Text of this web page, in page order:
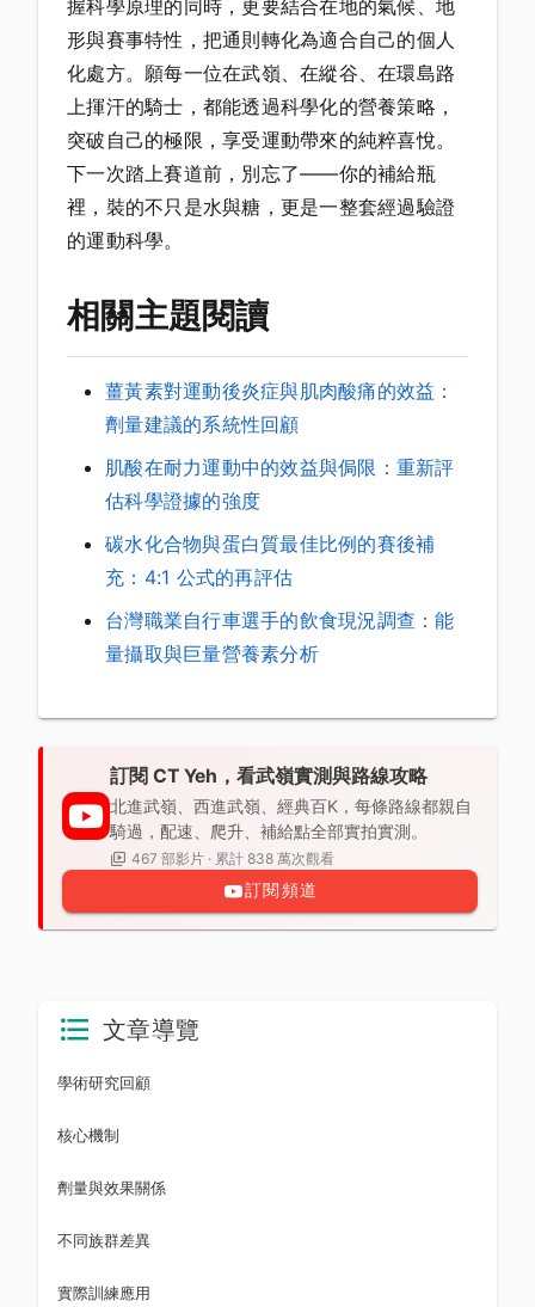
握科學原理的同時，更要結合在地的氣候、地
形與賽事特性，把通則轉化為適合自己的個人
化處方。願每一位在武嶺、在縱谷、在環島路
上揮汗的騎士，都能透過科學化的營養策略，
突破自己的極限，享受運動帶來的純粹喜悅。
下一次踏上賽道前，別忘了——你的補給瓶
裡，裝的不只是水與糖，更是一整套經過驗證
的運動科學。
相關主題閱讀
薑黃素對運動後炎症與肌肉酸痛的效益：
劑量建議的系統性回顧
肌酸在耐力運動中的效益與侷限：重新評
估科學證據的強度
碳水化合物與蛋白質最佳比例的賽後補
充：4:1 公式的再評估
台灣職業自行車選手的飲食現況調查：能
量攝取與巨量營養素分析
訂閱 CT Yeh，看武嶺實測與路線攻略
北進武嶺、西進武嶺、經典百K，每條路線都親自
騎過，配速、爬升、補給點全部實拍實測。
467 部影片 · 累計 838 萬次觀看
訂閱頻道
文章導覽
學術研究回顧
核心機制
劑量與效果關係
不同族群差異
實際訓練應用